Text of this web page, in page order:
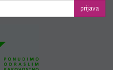
prijava